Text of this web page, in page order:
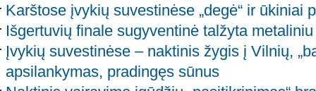
Karštose įvykių suvestinėse „degė“ ir ūkiniai
Išgertuvių finale sugyventinė talžyta
Įvykių suvestinėse – naktinis žygis į Vilnių,
apsilankymas, pradingęs sūnus